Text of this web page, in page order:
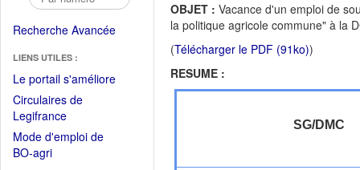
Recherche Avancée
LIENS UTILES :
Le portail s'améliore(Fichier
Circulaires de
Legifrance(Ouvrir
dans
une
Mode d'emploi de
BO-agri(Ouvrir
OBJET : Vacance d'un emploi de
la politique agricole commune" à la
(Télécharger le PDF (91ko))
RESUME :
SG/DMC